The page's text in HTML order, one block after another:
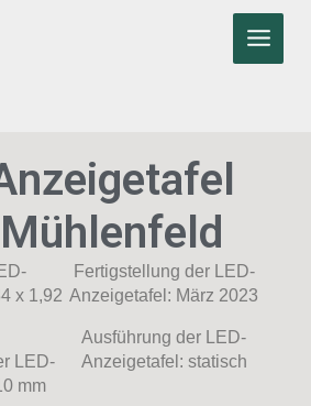
MAIN
x 1,92
LED-
mm
Fertigstellung der LED-
Anzeigetafel: März 2023
Ausführung der LED-
Anzeigetafel: statisch